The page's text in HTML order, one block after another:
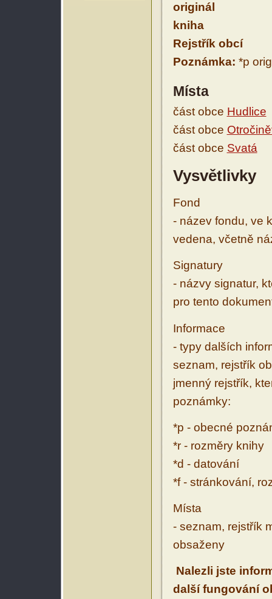
originál
kniha
Rejstřík obcí
Poznámka: *p
Místa
část obce Hudlice
část obce
část obce Svatá
Vysvětlivky
Fond
- název fondu, ve
vedena, včetně
Signatury
- názvy signatur,
pro tento
Informace
- typy dalších
seznam, rejstřík
jmenný rejstřík,
poznámky:
*p - obecné
*r - rozměry knihy
*d - datování
*f - stránkování,
Místa
- seznam, rejstřík
obsaženy
Nalezli jste
další fungování